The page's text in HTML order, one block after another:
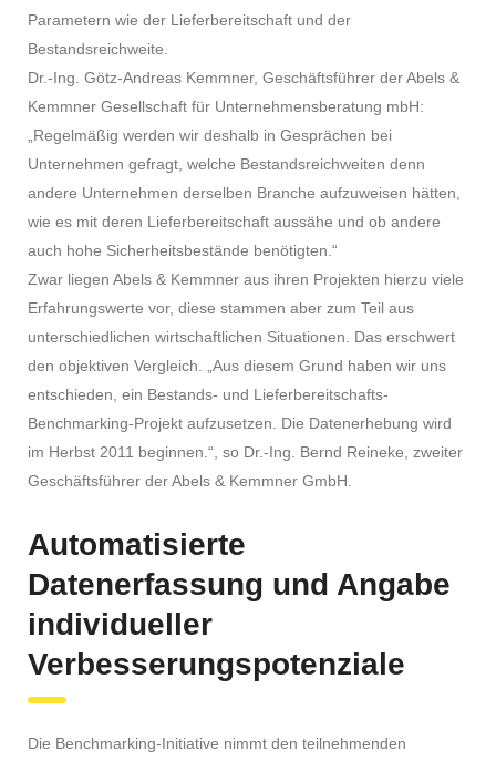
Parametern wie der Lieferbereitschaft und der
Bestandsreichweite.
Dr.-Ing. Götz-Andreas Kemmner, Geschäftsführer der Abels &
Kemmner Gesellschaft für Unternehmensberatung mbH:
„Regelmäßig werden wir deshalb in Gesprächen bei
Unternehmen gefragt, welche Bestandsreichweiten denn
andere Unternehmen derselben Branche aufzuweisen hätten,
wie es mit deren Lieferbereitschaft aussähe und ob andere
auch hohe Sicherheitsbestände benötigten.“
Zwar liegen Abels & Kemmner aus ihren Projekten hierzu viele
Erfahrungswerte vor, diese stammen aber zum Teil aus
unterschiedlichen wirtschaftlichen Situationen. Das erschwert
den objektiven Vergleich. „Aus diesem Grund haben wir uns
entschieden, ein Bestands- und Lieferbereitschafts-
Benchmarking-Projekt aufzusetzen. Die Datenerhebung wird
im Herbst 2011 beginnen.“, so Dr.-Ing. Bernd Reineke, zweiter
Geschäftsführer der Abels & Kemmner GmbH.
Automatisierte
Datenerfassung und Angabe
individueller
Verbesserungspotenziale
Die Benchmarking-Initiative nimmt den teilnehmenden